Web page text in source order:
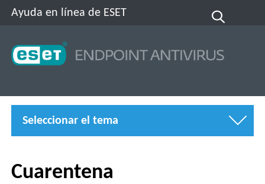
Ayuda en línea de ESET
Seleccionar el tema
Cuarentena